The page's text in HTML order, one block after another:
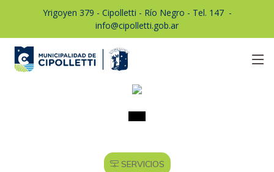
Yrigoyen 379 - Cipolletti - Río Negro - Tel. 1471 -
info@cipolletti.gob.ar
SERVICIOS